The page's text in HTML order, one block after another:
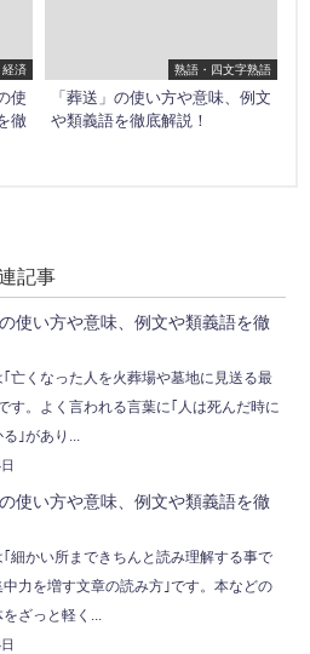
経済
使
徹
熟語・四文字熟語
「葬送」の使い方や意味、例文
や類義語を徹底解説！
記事
の使い方や意味、例文や類義語を徹
｢亡くなった人を火葬場や墓地に見送る最
す。よく言われる言葉に｢人は死んだ時に
｣があり...
の使い方や意味、例文や類義語を徹
｢細かい所まできちんと読み理解する事で
力を増す文章の読み方｣です。本などの
ざっと軽く...